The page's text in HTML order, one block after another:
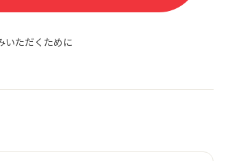
いただくために